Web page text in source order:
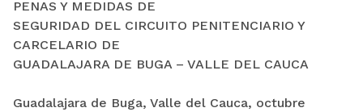
PENAS Y MEDIDAS DE
SEGURIDAD DEL CIRCUITO PENITENCIARIO Y
CARCELARIO DE
GUADALAJARA DE BUGA – VALLE DEL CAUCA
Guadalajara de Buga, Valle del Cauca, octubre